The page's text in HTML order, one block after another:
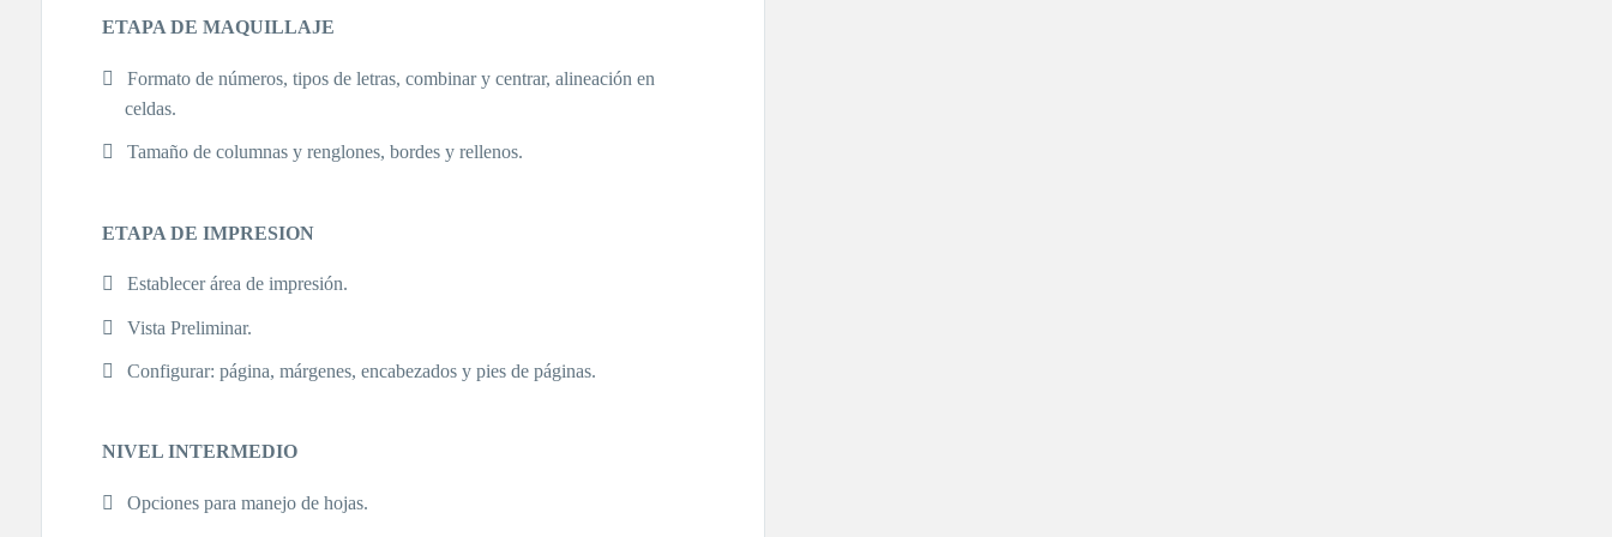
ETAPA DE MAQUILLAJE
Formato de números, tipos de letras, combinar y centrar, alineación en
celdas.
Tamaño de columnas y renglones, bordes y rellenos.
ETAPA DE IMPRESION
Establecer área de impresión.
Vista Preliminar.
Configurar: página, márgenes, encabezados y pies de páginas.
NIVEL INTERMEDIO
Opciones para manejo de hojas.